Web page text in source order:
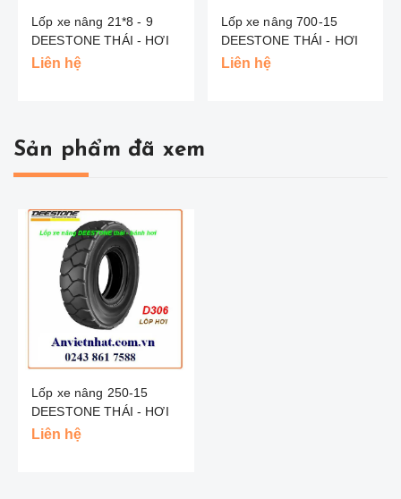
Lốp xe nâng 21*8 - 9
DEESTONE THÁI - HƠI
Liên hệ
Lốp xe nâng 700-15
DEESTONE THÁI - HƠI
Liên hệ
Sản phẩm đã xem
Lốp xe nâng 250-15
DEESTONE THÁI - HƠI
Liên hệ